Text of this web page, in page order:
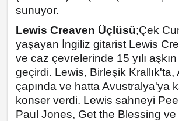
sunuyor.
Lewis Creaven Üçlüsü;Çek
yaşayan İngiliz gitarist Lewis
ve caz çevrelerinde 15 yılı
geçirdi. Lewis, Birleşik Krallık'ta,
çapında ve hatta Avustralya'ya
konser verdi. Lewis sahneyi
Paul Jones, Get the Blessing